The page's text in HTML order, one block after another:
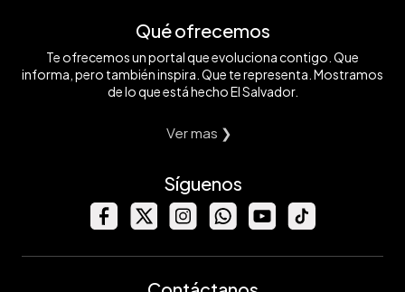
Qué ofrecemos
Te ofrecemos un portal que evoluciona contigo. Que
informa, pero también inspira. Que te representa. Mostramos
de lo que está hecho El Salvador.
Ver mas ❯
Síguenos